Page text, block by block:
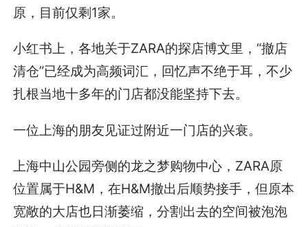
原，目前仅剩1家。
小红书上，各地关于ZARA的探店博文里，“撤店
清仓”已经成为高频词汇，回忆声不绝于耳，不少
扎根当地十多年的门店都没能坚持下去。
一位上海的朋友见证过附近一门店的兴衰。
上海中山公园旁侧的龙之梦购物中心，ZARA原
位置属于H&M，在H&M撤出后顺势接手，但原本
宽敞的大店也日渐萎缩，分割出去的空间被泡泡